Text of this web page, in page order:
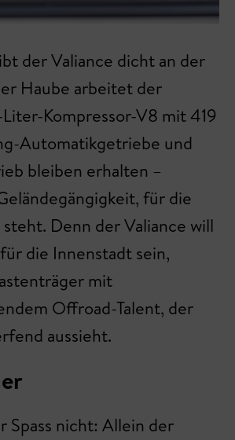
der Valiance dicht an der
Haube arbeitet der
Kompressor-V8 mit 419
Automatikgetriebe und
bleiben erhalten –
für die
Denn der Valiance will
die Innenstadt sein,
mit
Offroad-Talent, der
aussieht.
Spass nicht: Allein der